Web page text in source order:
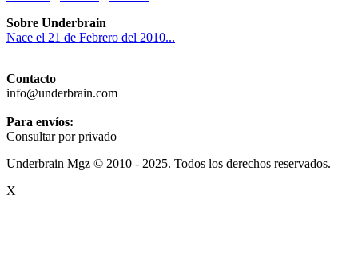
Sobre Underbrain
Nace el 21 de Febrero del 2010...
Contacto
info@underbrain.com
Para envíos:
Consultar por privado
Underbrain Mgz © 2010 - 2025. Todos los derechos reservados.
X